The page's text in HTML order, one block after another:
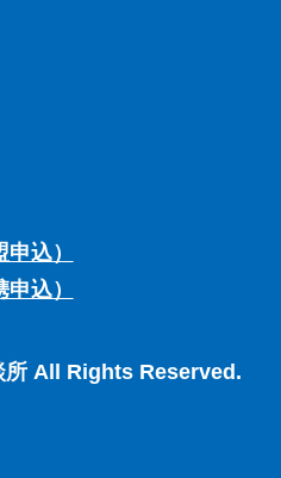
込）
込）
所 All Rights Reserved.